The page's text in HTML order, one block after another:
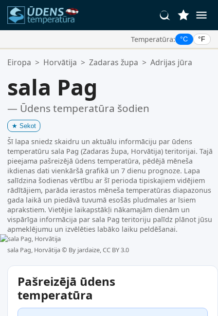
Temperatūra: °C °F
Jūsu Iecienītākās Vietas:
Eiropa > Horvātija > Zadaras župa > Adrijas jūra
sala Pag
— Ūdens temperatūra šodien
★ Sekot
Šī lapa sniedz skaidru un aktuālu informāciju par ūdens
temperatūru sala Pag (Zadaras župa, Horvātija) teritorijai. Tajā
pieejama pašreizējā ūdens temperatūra, pēdējā mēneša
ikdienas dati vienkāršā grafikā un 7 dienu prognoze. Lapa
salīdzina šodienas vērtību ar šī perioda tipiskajiem vidējiem
rādītājiem, parāda ierastos mēneša temperatūras diapazonus
gada laikā un piedāvā tuvumā esošās pludmales ar īsiem
aprakstiem. Vietējie laikapstākļi nākamajām dienām un
vispārīga informācija par sala Pag teritoriju palīdz plānot jūsu
apmeklējumu un izvēlēties labāko laiku peldēšanai.
sala Pag, Horvātija © By jardaize, CC BY 3.0
Pašreizējā ūdens
temperatūra